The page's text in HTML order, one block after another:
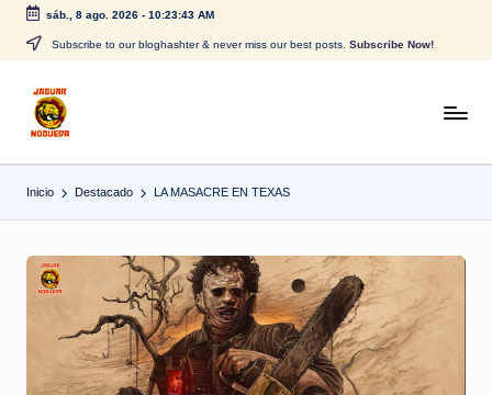
Saltar
contenido
sáb., 8 ago. 2026- 10:23:44 AM
Subscribe to our bloghashter & never miss our best posts. Subscribe Now!
J
a
g
a
r
CONTENIDO
Inicio Destacado LA MASACRE EN TEXAS